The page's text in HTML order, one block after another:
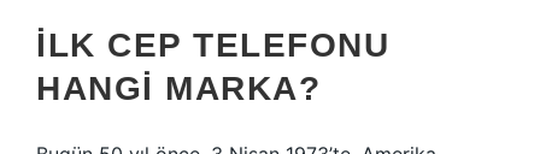
İLK CEP TELEFONU
HANGI MARKA?